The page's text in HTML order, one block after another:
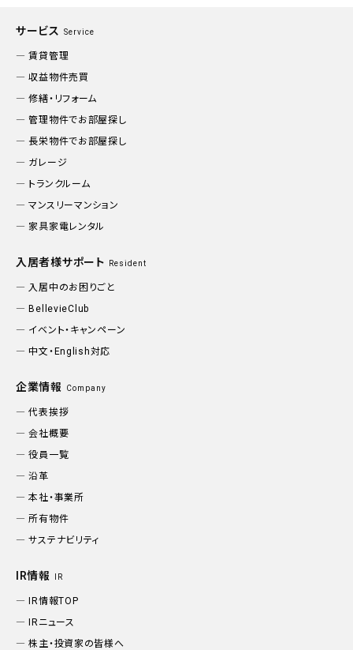
サービス Service
賃貸管理
収益物件売買
修繕・リフォーム
管理物件でお部屋探し
長栄物件でお部屋探し
ガレージ
トランクルーム
マンスリーマンション
家具家電レンタル
入居者様サポート Resident
入居中のお困りごと
BellevieClub
イベント・キャンペーン
中文・English対応
企業情報 Company
代表挨拶
会社概要
役員一覧
沿革
本社・事業所
所有物件
サステナビリティ
IR情報 IR
IR情報TOP
IRニュース
株主・投資家の皆様へ